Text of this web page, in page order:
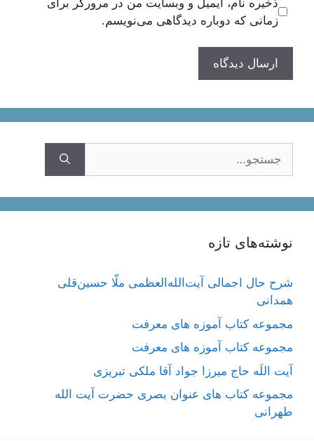
زمانی که دوباره دیدگاهی می‌نویسم.
نوشته‌های تازه
شرح حال اجمالی آیت‌الله‌العظمی ملّا حسین‌قلی
همدانی
مجموعه کتاب آموزه های معرفت
مجموعه کتاب آموزه های معرفت
آیت اللَه حاج میرزا جواد آقا ملکی تبریزی
مجموعه کتاب های عنوان بصری حضرت آیت الله
طهرانی